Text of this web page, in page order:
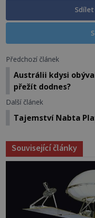
Předchozí článek
Austrálii kdysi
přežít dodnes?
Další článek
Tajemství Nabta
Související články